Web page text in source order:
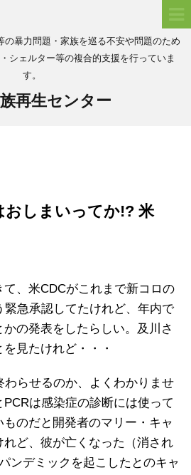
暴力問題・家族を巡る不安や問題のため
シェルター等の複合的支援を行っていま
す。
再生センター
おしまいってか!? 米
、米CDCがこれまで新コロの
緊急承認してたけれど、年内で
の発表をしたらしい。及川さ
見たけれど・・・
わらせるのか、よくわかりませ
は感染症の診断には使って
のだと開発者のマリー・キャ
れど、彼が亡くなった（消され
ンデミックを起こしたとのキャ